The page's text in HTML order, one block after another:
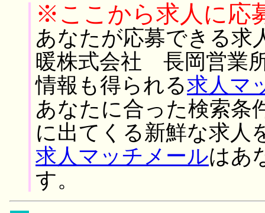
※ここから求人に応
あなたが応募できる求
暖株式会社 長岡営業
情報も得られる求人マ
あなたに合った検索条
に出てくる新鮮な求人
求人マッチメールはあ
す。